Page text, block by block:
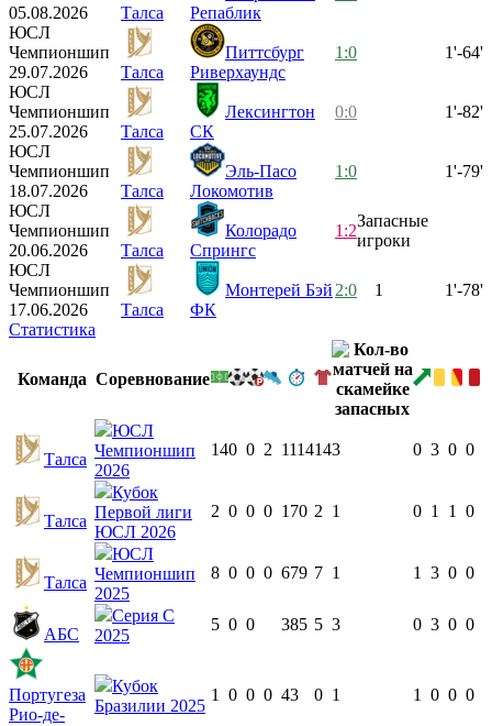
05.08.2026
Талса
Репаблик
ЮСЛ
Чемпионшип
29.07.2026
Талса
Питтсбург
Риверхаундс
1:0 1'-64'
ЮСЛ
Чемпионшип
25.07.2026
Талса
Лексингтон
СК
0:0 1'-82'
ЮСЛ
Чемпионшип
18.07.2026
Талса
Эль-Пасо
Локомотив
1:0 1'-79'
ЮСЛ
Чемпионшип
20.06.2026
Талса
Колорадо
Спрингс
1:2
Запасные
игроки
ЮСЛ
Чемпионшип
17.06.2026
Талса
Монтерей Бэй
ФК
2:0 1 1'-78'
Статистика
Команда Соревнование
Талса
ЮСЛ
Чемпионшип
2026
140 0 2 1114143 0 3 0 0
Талса
Кубок
Первой лиги
ЮСЛ 2026
2 0 0 0 170 2 1 0 1 1 0
Талса
ЮСЛ
Чемпионшип
2025
8 0 0 0 679 7 1 1 3 0 0
АБС
Серия C
2025
5 0 0 385 5 3 0 3 0 0
Португеза
Рио-де-
Кубок
Бразилии 2025
1 0 0 0 43 0 1 1 0 0 0